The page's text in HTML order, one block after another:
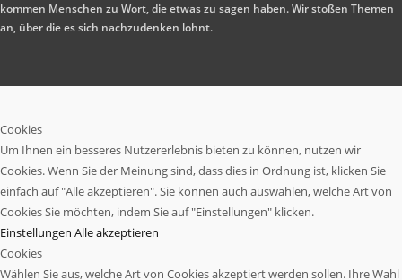
kommen Menschen zu Wort, die etwas zu sagen haben. Wir stoßen Themen
an, über die es sich nachzudenken lohnt.
Cookies
Um Ihnen ein besseres Nutzererlebnis bieten zu können, nutzen wir
Cookies. Wenn Sie der Meinung sind, dass dies in Ordnung ist, klicken Sie
einfach auf "Alle akzeptieren". Sie können auch auswählen, welche Art von
Cookies Sie möchten, indem Sie auf "Einstellungen" klicken.
Einstellungen Alle akzeptieren
Cookies
Wählen Sie aus, welche Art von Cookies akzeptiert werden sollen. Ihre Wahl